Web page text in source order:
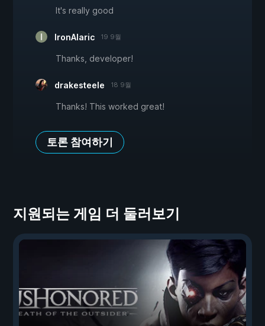
It's really good
IronAlaric 19 9월
Thanks, developer!
drakesteele 18 9월
Thanks! This worked great!
토론 참여하기
지원되는 게임 더 둘러보기